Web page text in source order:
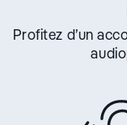
Profitez d’un